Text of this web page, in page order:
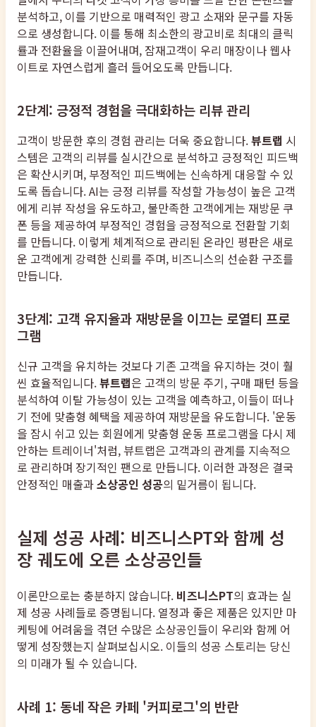
분석하고, 이를 기반으로 매력적인 광고 소재와 문구를 자동
으로 생성합니다. 이를 통해 최소한의 광고비로 최대의 클릭
률과 전환율을 이끌어내며, 잠재고객이 우리 매장이나 웹사
이트로 자연스럽게 흘러 들어오도록 만듭니다.
2단계: 긍정적 경험을 극대화하는 리뷰 관리
고객이 방문한 후의 경험 관리는 더욱 중요합니다.뷰트랩 시
스템은 고객의 리뷰를 실시간으로 분석하고 긍정적인 피드백
은 확산시키며, 부정적인 피드백에는 신속하게 대응할 수 있
도록 돕습니다. AI는 긍정 리뷰를 작성할 가능성이 높은 고객
에게 리뷰 작성을 유도하고, 불만족한 고객에게는 재방문 쿠
폰 등을 제공하여 부정적인 경험을 긍정적으로 전환할 기회
를 만듭니다. 이렇게 체계적으로 관리된 온라인 평판은 새로
운 고객에게 강력한 신뢰를 주며, 비즈니스의 선순환 구조를
만듭니다.
3단계: 고객 유지율과 재방문을 이끄는 로열티 프로
그램
신규 고객을 유치하는 것보다 기존 고객을 유지하는 것이 훨
씬 효율적입니다.뷰트랩은 고객의 방문 주기, 구매 패턴 등을
분석하여 이탈 가능성이 있는 고객을 예측하고, 이들이 떠나
기 전에 맞춤형 혜택을 제공하여 재방문을 유도합니다. '운동
을 잠시 쉬고 있는 회원에게 맞춤형 운동 프로그램을 다시 제
안하는 트레이너'처럼, 뷰트랩은 고객과의 관계를 지속적으
로 관리하며 장기적인 팬으로 만듭니다. 이러한 과정은 결국
안정적인 매출과소상공인 성공의 밑거름이 됩니다.
실제 성공 사례: 비즈니스PT와 함께 성
장 궤도에 오른 소상공인들
이론만으로는 충분하지 않습니다. 비즈니스PT의 효과는 실
제 성공 사례들로 증명됩니다. 열정과 좋은 제품은 있지만 마
케팅에 어려움을 겪던 수많은 소상공인들이 우리와 함께 어
떻게 성장했는지 살펴보십시오. 이들의 성공 스토리는 당신
의 미래가 될 수 있습니다.
사례 1: 동네 작은 카페 '커피로그'의 반란